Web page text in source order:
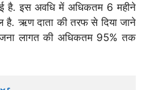
है. इस अवधि में अधिकतम 6 महीने
है. ऋण दाता की तरफ से दिया जाने
लागत की अधिकतम 95% तक